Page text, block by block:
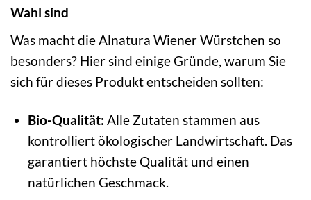
Wahl sind
Was macht die Alnatura Wiener Würstchen so
besonders? Hier sind einige Gründe, warum Sie
sich für dieses Produkt entscheiden sollten:
Bio-Qualität: Alle Zutaten stammen aus
kontrolliert ökologischer Landwirtschaft. Das
garantiert höchste Qualität und einen
natürlichen Geschmack.